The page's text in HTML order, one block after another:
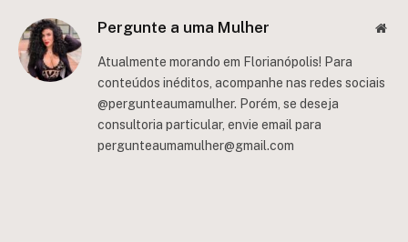
Pergunte a uma Mulher
Atualmente morando em Florianópolis! Para
conteúdos inéditos, acompanhe nas redes sociais
@pergunteaumamulher. Porém, se deseja
consultoria particular, envie email para
pergunteaumamulher@gmail.com